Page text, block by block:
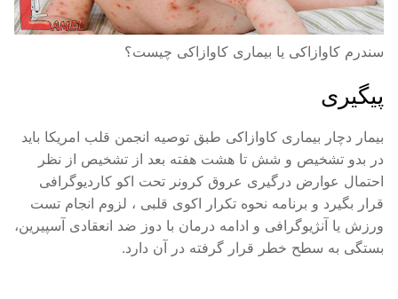
سندرم کاوازاکی یا بیماری کاوازاکی چیست؟
پیگیری
بیمار دچار بیماری کاوازاکی طبق توصیه انجمن قلب امریکا باید
در بدو تشخیص و شش تا هشت هفته بعد از تشخیص از نظر
احتمال عوارض درگیری عروق کرونر تحت اکو کاردیوگرافی
قرار بگیرد و برنامه نحوه تکرار اکوی قلبی ، لزوم انجام تست
ورزش یا آنژیوگرافی و ادامه درمان با دوز ضد انعقادی آسپیرین،
بستگی به سطح خطر قرار گرفته در آن دارد.